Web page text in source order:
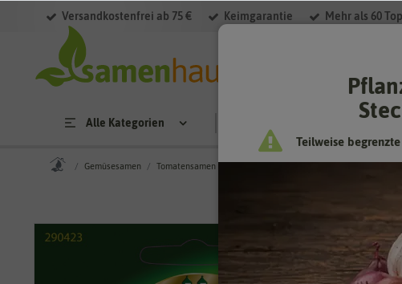
Versandkostenfrei ab 75 € Keimgarantie Mehr als 60
Alle Kategorien
Gemüsesamen Tomatensamen
Teilweise